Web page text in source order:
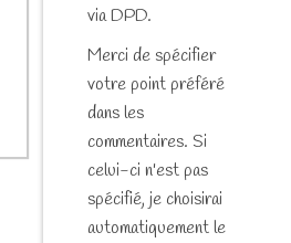
via DPD.
Merci de spécifier
votre point préféré
dans les
commentaires. Si
celui-ci n'est pas
spécifié, je choisirai
automatiquement le